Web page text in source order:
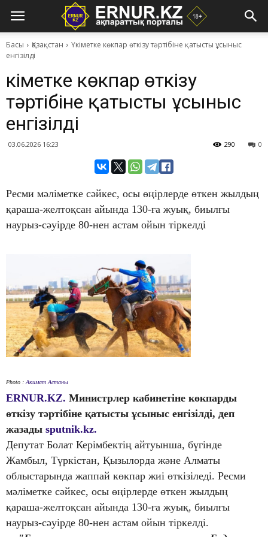
Басы Қазақстан
Үкіметке көкпар өткізу тәртібіне қатысты ұсыныс
енгізілді
Үкіметке көкпар өткізу
тәртібіне қатысты ұсыныс
енгізілді
03.06.2026 16:23 0
290
Ресми мәліметке сәйкес, осы өңірлерде өткен жылдың
қараша-желтоқсан айында 130-ға жуық, биылғы
наурыз-сәуірде 80-нен астам ойын тіркелді
Photo : Акимат Астаны
ERNUR.KZ. Министрлер кабинетіне көкпарды
өткізу тәртібіне қатысты ұсыныс енгізілді, деп
жазады sputnik.kz.
Депутат Болат Керімбектің айтуынша, бүгінде
Жамбыл, Түркістан, Қызылорда және Алматы
облыстарында жаппай көкпар жиі өткізіледі. Ресми
мәліметке сәйкес, осы өңірлерде өткен жылдың
қараша-желтоқсан айында 130-ға жуық, биылғы
наурыз-сәуірде 80-нен астам ойын тіркелді.